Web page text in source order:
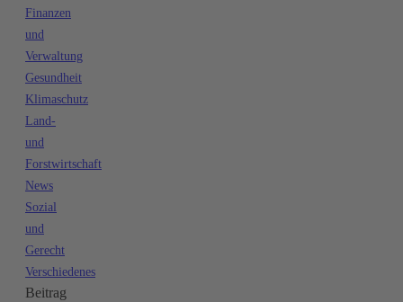
Finanzen
und
Verwaltung
Gesundheit
Klimaschutz
Land-
und
Forstwirtschaft
News
Sozial
und
Gerecht
Verschiedenes
Beitrag